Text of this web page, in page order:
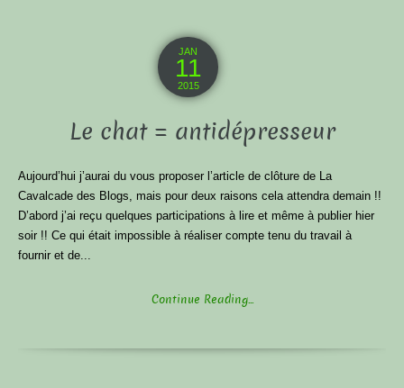
JAN
11
2015
Le chat = antidépresseur
Aujourd’hui j’aurai du vous proposer l’article de clôture de La
Cavalcade des Blogs, mais pour deux raisons cela attendra demain !!
D’abord j’ai reçu quelques participations à lire et même à publier hier
soir !! Ce qui était impossible à réaliser compte tenu du travail à
fournir et de...
Continue Reading...